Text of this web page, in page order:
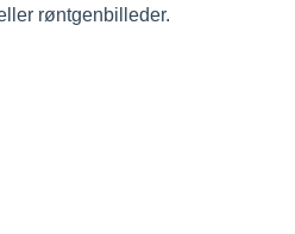
røntgenbilleder.